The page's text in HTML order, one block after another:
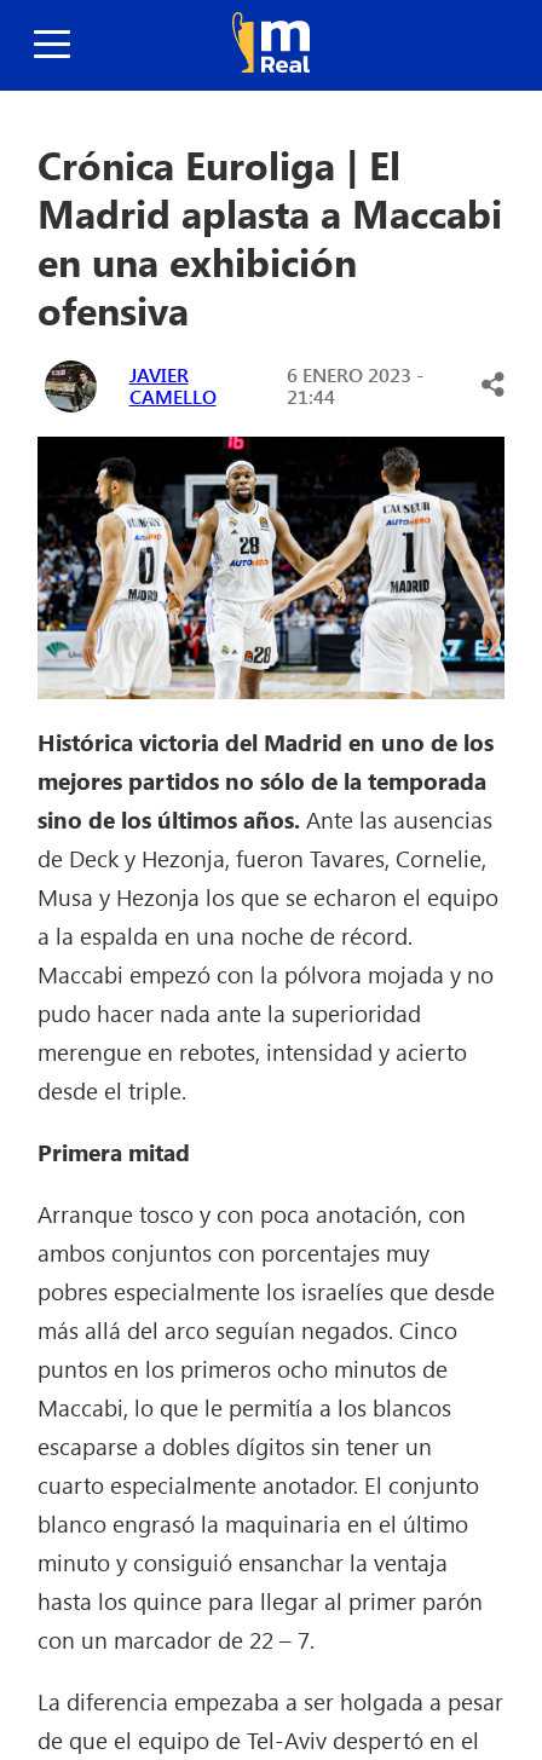
Crónica Euroliga | El
Madrid aplasta a Maccabi
en una exhibición
ofensiva
JAVIER
CAMELLO
6 ENERO 2023 -
21:44
Histórica victoria del Madrid en uno de los
mejores partidos no sólo de la temporada
sino de los últimos años.Ante las ausencias
de Deck y Hezonja, fueron Tavares, Cornelie,
Musa y Hezonja los que se echaron el equipo
a la espalda en una noche de récord.
Maccabi empezó con la pólvora mojada y no
pudo hacer nada ante la superioridad
merengue en rebotes, intensidad y acierto
desde el triple.
Primera mitad
Arranque tosco y con poca anotación, con
ambos conjuntos con porcentajes muy
pobres especialmente los israelíes que desde
más allá del arco seguían negados. Cinco
puntos en los primeros ocho minutos de
Maccabi, lo que le permitía a los blancos
escaparse a dobles dígitos sin tener un
cuarto especialmente anotador. El conjunto
blanco engrasó la maquinaria en el último
minuto y consiguió ensanchar la ventaja
hasta los quince para llegar al primer parón
con un marcador de 22 – 7.
La diferencia empezaba a ser holgada a pesar
de que el equipo de Tel-Aviv despertó en el